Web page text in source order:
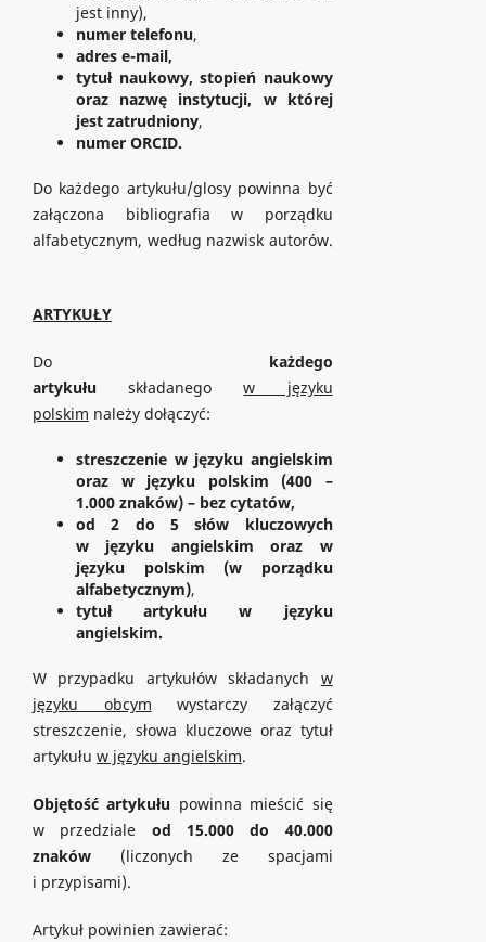
jest inny),
numer telefonu,
adres e-mail,
tytuł naukowy, stopień naukowy
oraz nazwę instytucji, w której
jest zatrudniony,
numer ORCID.
Do każdego artykułu/glosy powinna być
załączona bibliografia w porządku
alfabetycznym, według nazwisk autorów.
ARTYKUŁY
Do każdego
artykułuskładanegow języku
polskim należy dołączyć:
streszczenie w języku angielskim
oraz w języku polskim (400 –
1.000 znaków) – bez cytatów,
od 2 do 5 słów kluczowych
w języku angielskim oraz w
języku polskim (w porządku
alfabetycznym),
tytuł artykułu w języku
angielskim.
W przypadku artykułów składanych w
języku obcym wystarczy załączyć
streszczenie, słowa kluczowe oraz tytuł
artykułu w języku angielskim.
Objętość artykułu powinna mieścić się
w przedziale od
15.000 do 40.000
znaków(liczonych ze spacjami
i przypisami).
Artykuł powinien zawierać: